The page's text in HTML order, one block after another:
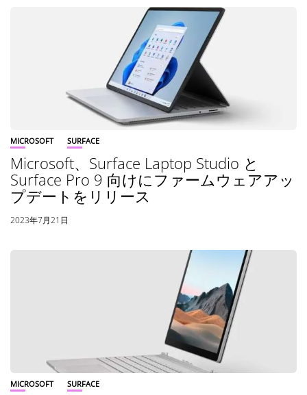
MICROSOFT SURFACE
Microsoft、Surface Laptop Studio と
Surface Pro 9 向けにファームウェアアッ
プデートをリリース
2023年7月21日
MICROSOFT SURFACE